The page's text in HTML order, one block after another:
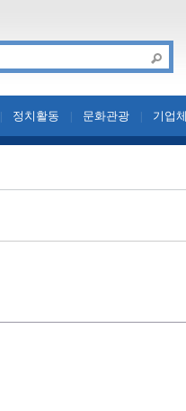
정치활동 문화관광 기업